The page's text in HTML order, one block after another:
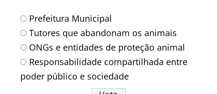
Prefeitura Municipal
Tutores que abandonam os animais
ONGs e entidades de proteção animal
Responsabilidade compartilhada entre
poder público e sociedade